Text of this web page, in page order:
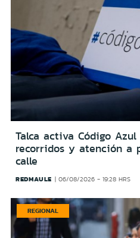
Talca activa Código
recorridos y atención a
calle
REDMAULE 06/08/2026 - 19:28 HRS
REGIONAL